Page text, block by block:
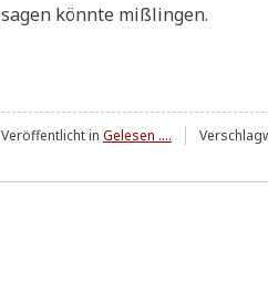
sagen könn­te mißlingen.
Veröffentlicht in Gelesen ....